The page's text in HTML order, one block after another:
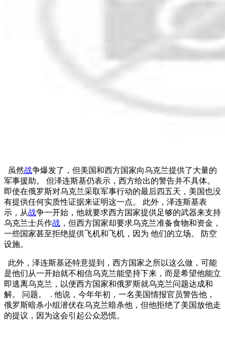
虽然战争爆发了，但美国和西方国家向乌克兰提供了大量的
军事援助。 但泽连斯基仍表示，西方给出的警告并不具体。
即使在俄罗斯对乌克兰采取军事行动的最后四五天，美国也没
有提供任何实质性证据来证明这一点。 此外，泽连斯基表
示，从战争一开始，他就要求西方国家提供足够的武器来支持
乌克兰士兵作战 ，但西方国家却要求乌克兰准备食物和资金，
一些国家甚至拒绝提供飞机和飞机，因为 他们的立场。 防空
设施。
此外，泽连斯基还特意提到，西方国家之所以这么做，可能
是他们从一开始就不相信乌克兰能坚持下来，而是希望他能立
即逃离乌克兰，以便西方国家和俄罗斯就乌克兰问题达成和
解。 问题。 . 他说，今年年初，一名美国情报官员警告他，
俄罗斯暗杀小组潜伏在乌克兰暗杀他，但他拒绝了美国放他走
的提议，因为这会引起公众恐慌。